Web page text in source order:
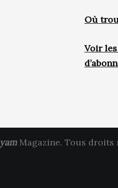
Où
Voir
yamMagazine. Tous droits